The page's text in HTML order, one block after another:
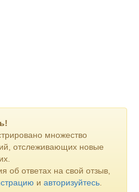
множество
отслеживающих новые
об ответах на свой отзыв,
и авторизуйтесь